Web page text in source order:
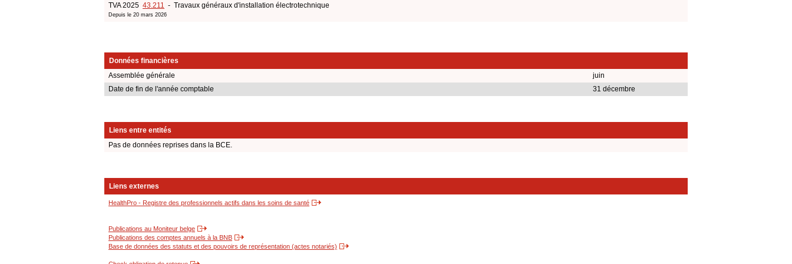
TVA 2025 43.211 - Travaux généraux d'installation électrotechnique
Depuis le 20 mars 2026
Données financières
Assemblée générale
juin
Date de fin de l'année comptable
31 décembre
Liens entre entités
Pas de données reprises dans la BCE.
Liens externes
HealthPro - Registre des professionnels actifs dans les soins de santé
Publications au Moniteur belge
Publications des comptes annuels à la BNB
Base de données des statuts et des pouvoirs de représentation (actes notariés)